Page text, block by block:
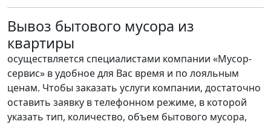
Вывоз бытового мусора из
квартиры
осуществляется специалистами компании «Мусор-
сервис» в удобное для Вас время и по лояльным
ценам. Чтобы заказать услуги компании, достаточно
оставить заявку в телефонном режиме, в которой
указать тип, количество, объем бытового мусора,